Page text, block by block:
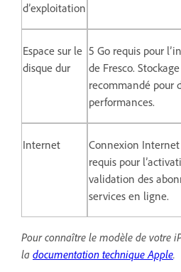
d’exploitation
Espace sur le
disque dur
5 Go requis pour
de Fresco.
recommandé pour
performances.
Internet
Connexion
requis pour
validation des
services en ligne.
Pour connaître le modèle de votre
la documentation technique Apple.